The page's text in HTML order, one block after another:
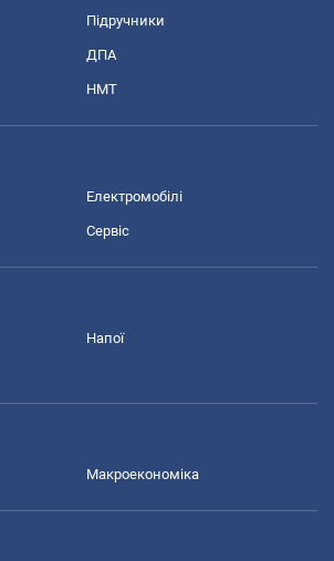
Підручники
ДПА
НМТ
Електромобілі
Сервіс
Напої
Макроекономіка